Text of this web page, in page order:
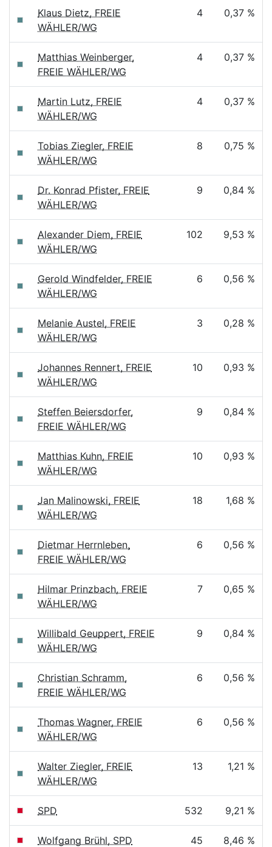
Klaus Dietz, FREIE
WÄHLER/WG
4 0,37 %
Matthias Weinberger,
FREIE WÄHLER/WG
4 0,37 %
Martin Lutz, FREIE
WÄHLER/WG
4 0,37 %
Tobias Ziegler, FREIE
WÄHLER/WG
8 0,75 %
Dr. Konrad Pfister, FREIE
WÄHLER/WG
9 0,84 %
Alexander Diem, FREIE
WÄHLER/WG
102 9,53 %
Gerold Windfelder, FREIE
WÄHLER/WG
6 0,56 %
Melanie Austel, FREIE
WÄHLER/WG
3 0,28 %
Johannes Rennert, FREIE
WÄHLER/WG
10 0,93 %
Steffen Beiersdorfer,
FREIE WÄHLER/WG
9 0,84 %
Matthias Kuhn, FREIE
WÄHLER/WG
10 0,93 %
Jan Malinowski, FREIE
WÄHLER/WG
18 1,68 %
Dietmar Herrnleben,
FREIE WÄHLER/WG
6 0,56 %
Hilmar Prinzbach, FREIE
WÄHLER/WG
7 0,65 %
Willibald Geuppert, FREIE
WÄHLER/WG
9 0,84 %
Christian Schramm,
FREIE WÄHLER/WG
6 0,56 %
Thomas Wagner, FREIE
WÄHLER/WG
6 0,56 %
Walter Ziegler, FREIE
WÄHLER/WG
13 1,21 %
SPD 532 9,21 %
Wolfgang Brühl, SPD 45 8,46 %